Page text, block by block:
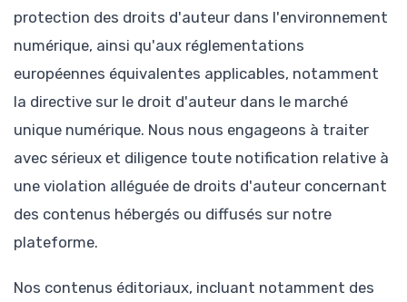
protection des droits d'auteur dans l'environnement
numérique, ainsi qu'aux réglementations
européennes équivalentes applicables, notamment
la directive sur le droit d'auteur dans le marché
unique numérique. Nous nous engageons à traiter
avec sérieux et diligence toute notification relative à
une violation alléguée de droits d'auteur concernant
des contenus hébergés ou diffusés sur notre
plateforme.
Nos contenus éditoriaux, incluant notamment des